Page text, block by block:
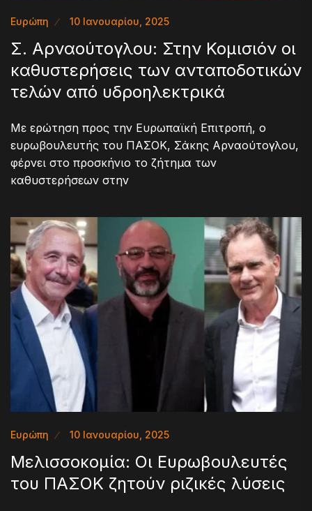
Ευρώπη 10 Ιανουαρίου, 2025
Σ. Αρναούτογλου: Στην Κομισιόν οι
καθυστερήσεις των ανταποδοτικών
τελών από υδροηλεκτρικά
Με ερώτηση προς την Ευρωπαϊκή Επιτροπή, ο
ευρωβουλευτής του ΠΑΣΟΚ, Σάκης Αρναούτογλου,
φέρνει στο προσκήνιο το ζήτημα των
καθυστερήσεων στην
Ευρώπη 10 Ιανουαρίου, 2025
Μελισσοκομία: Οι Ευρωβουλευτές
του ΠΑΣΟΚ ζητούν ριζικές λύσεις